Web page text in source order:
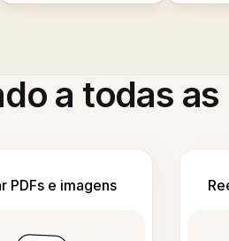
a todas
PDFs e imagens